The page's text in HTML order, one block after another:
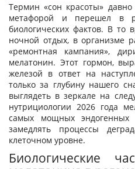
Термин «сон красоты»
метафорой и перешел в
биологических фактов. В то
ночной отдых, в организме
«ремонтная кампания»,
мелатонин. Этот гормон,
железой в ответ на
только за глубину нашего
выглядеть в зеркале на
нутрициологии 2026 года
самых мощных эндогенных
замедлять процессы
клеточном уровне.
Биологические